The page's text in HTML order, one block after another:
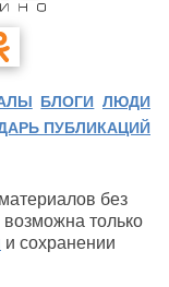
БЛОГИ ЛЮДИ
ПУБЛИКАЦИЙ
без
только
и сохранении